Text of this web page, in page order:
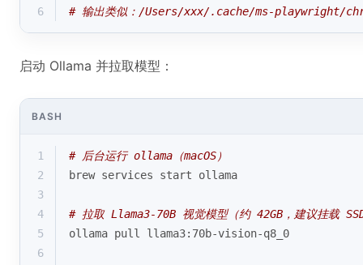
6 # 输出类似：/Users/xxx/.cache/ms-playwright/
启动 Ollama 并拉取模型：
BASH
1
# 后台运行 ollama（macOS）
2
brew services start ollama
3
4
# 拉取 Llama3-70B 视觉模型（约 42GB，建议挂载
5
ollama pull llama3:70b-vision-q8_0
6